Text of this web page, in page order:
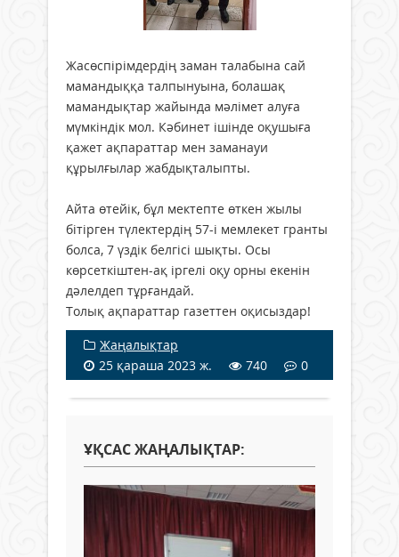
Жасөспірімдердің заман талабына сай
мамандыққа талпынуына, болашақ
мамандықтар жайында мәлімет алуға
мүмкіндік мол. Кәбинет ішінде оқушыға
қажет ақпараттар мен заманауи
құрылғылар жабдықталыпты.
Айта өтейік, бұл мектепте өткен жылы
бітірген түлектердің 57-і мемлекет гранты
болса, 7 үздік белгісі шықты. Осы
көрсеткіштен-ақ іргелі оқу орны екенін
дәлелдеп тұрғандай.
Толық ақпараттар газеттен оқисыздар!
Жаңалықтар
25 қараша 2023 ж.
740 0
ҰҚСАС ЖАҢАЛЫҚТАР: